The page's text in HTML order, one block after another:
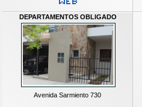
DEPARTAMENTOS OBLIGADO
Avenida Sarmiento 730